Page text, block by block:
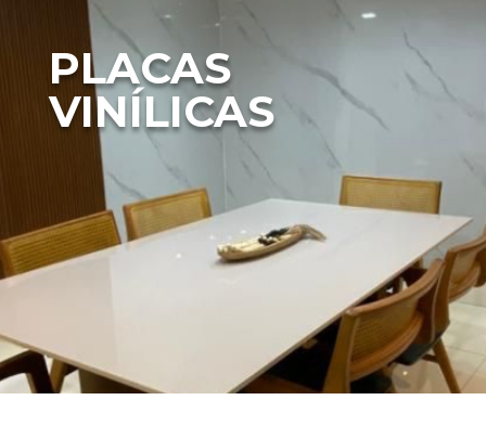
PLACAS
VINÍLICAS